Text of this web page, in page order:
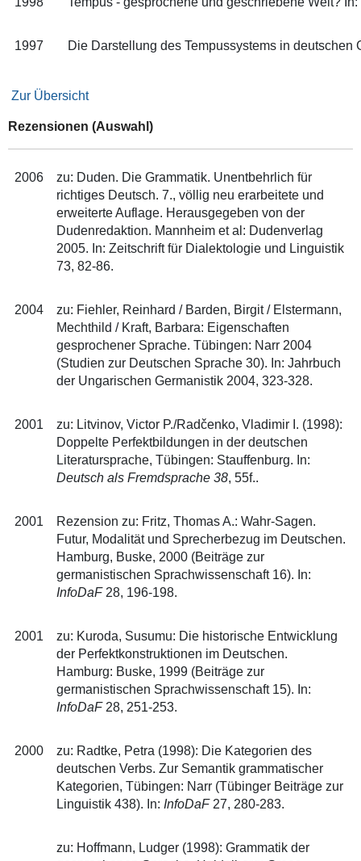
1997 Die Darstellung des Tempussystems in
Zur Übersicht
Rezensionen (Auswahl)
2006
zu: Duden. Die Grammatik. Unentbehrlich für
richtiges Deutsch. 7., völlig neu erarbeitete und
erweiterte Auflage. Herausgegeben von der
Dudenredaktion. Mannheim et al: Dudenverlag
2005. In: Zeitschrift für Dialektologie und Linguistik
73, 82-86.
2004
zu: Fiehler, Reinhard / Barden, Birgit / Elstermann,
Mechthild / Kraft, Barbara: Eigenschaften
gesprochener Sprache. Tübingen: Narr 2004
(Studien zur Deutschen Sprache 30). In: Jahrbuch
der Ungarischen Germanistik 2004, 323-328.
2001
zu: Litvinov, Victor P./Radčenko, Vladimir I. (1998):
Doppelte Perfektbildungen in der deutschen
Literatursprache, Tübingen: Stauffenburg. In:
Deutsch als Fremdsprache 38, 55f..
2001
Rezension zu: Fritz, Thomas A.: Wahr-Sagen.
Futur, Modalität und Sprecherbezug im Deutschen.
Hamburg, Buske, 2000 (Beiträge zur
germanistischen Sprachwissenschaft 16). In:
InfoDaF28, 196-198.
2001
zu: Kuroda, Susumu: Die historische Entwicklung
der Perfektkonstruktionen im Deutschen.
Hamburg: Buske, 1999 (Beiträge zur
germanistischen Sprachwissenschaft 15). In:
InfoDaF28, 251-253.
2000
zu: Radtke, Petra (1998): Die Kategorien des
deutschen Verbs. Zur Semantik grammatischer
Kategorien, Tübingen: Narr (Tübinger Beiträge zur
Linguistik 438). In: InfoDaF 27, 280-283.
zu: Hoffmann, Ludger (1998): Grammatik der